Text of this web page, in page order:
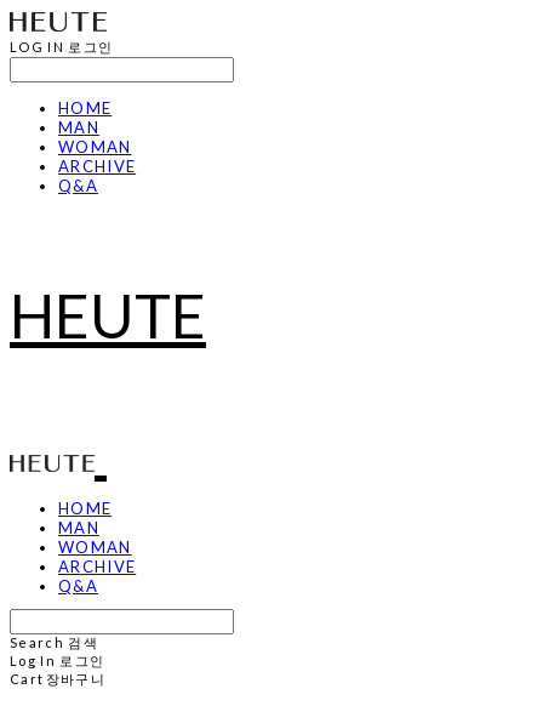
LOG IN 로그인
HOME
MAN
WOMAN
ARCHIVE
Q&A
HEUTE
HOME
MAN
WOMAN
ARCHIVE
Q&A
Search 검색
Log In 로그인
Cart 장바구니